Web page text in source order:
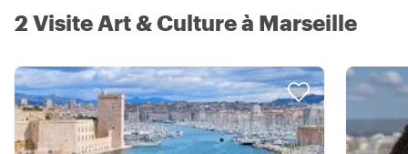
2 Visite Art & Culture à Marseille